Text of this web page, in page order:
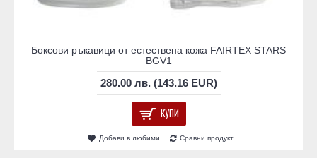
Боксови ръкавици от естествена кожа FAIRTEX STARS
BGV1
280.00 лв. (143.16 EUR)
КУПИ
Добави в любими Сравни продукт